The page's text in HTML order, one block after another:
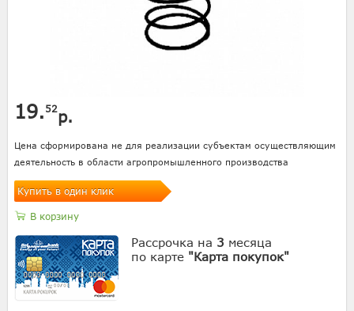
19. 52р.
Цена сформирована не для реализации субъектам осуществляющим
деятельность в области агропромышленного производства
Купить в один клик
В корзину
Рассрочка на 3 месяца
по карте "Карта покупок"